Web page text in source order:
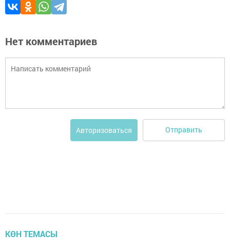
Нет комментариев
Авторизоваться Отправить
КӨН ТЕМАСЫ